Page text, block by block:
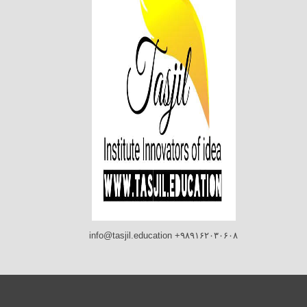
info@tasjil.education +۹۸۹۱۶۲۰۳۰۶۰۸